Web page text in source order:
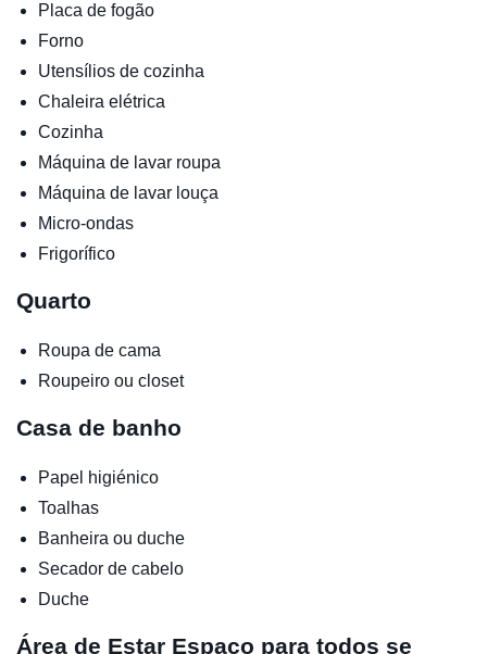
Placa de fogão
Forno
Utensílios de cozinha
Chaleira elétrica
Cozinha
Máquina de lavar roupa
Máquina de lavar louça
Micro-ondas
Frigorífico
Quarto
Roupa de cama
Roupeiro ou closet
Casa de banho
Papel higiénico
Toalhas
Banheira ou duche
Secador de cabelo
Duche
Área de Estar Espaço para todos se